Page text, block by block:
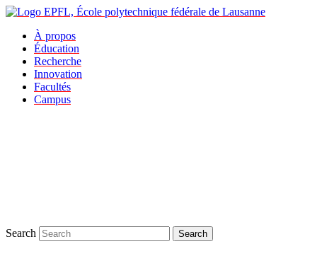
À propos
Éducation
Recherche
Innovation
Facultés
Campus
Search Search